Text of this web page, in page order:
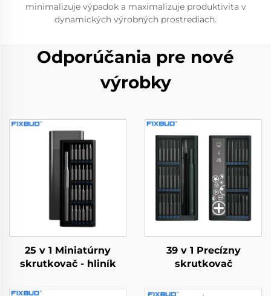
minimalizuje výpadok a maximalizuje produktivita v
dynamických výrobných prostrediach.
Odporúčania pre nové
výrobky
25 v 1 Miniatúrny
skrutkovač - hliník
39 v 1 Precízny
skrutkovač